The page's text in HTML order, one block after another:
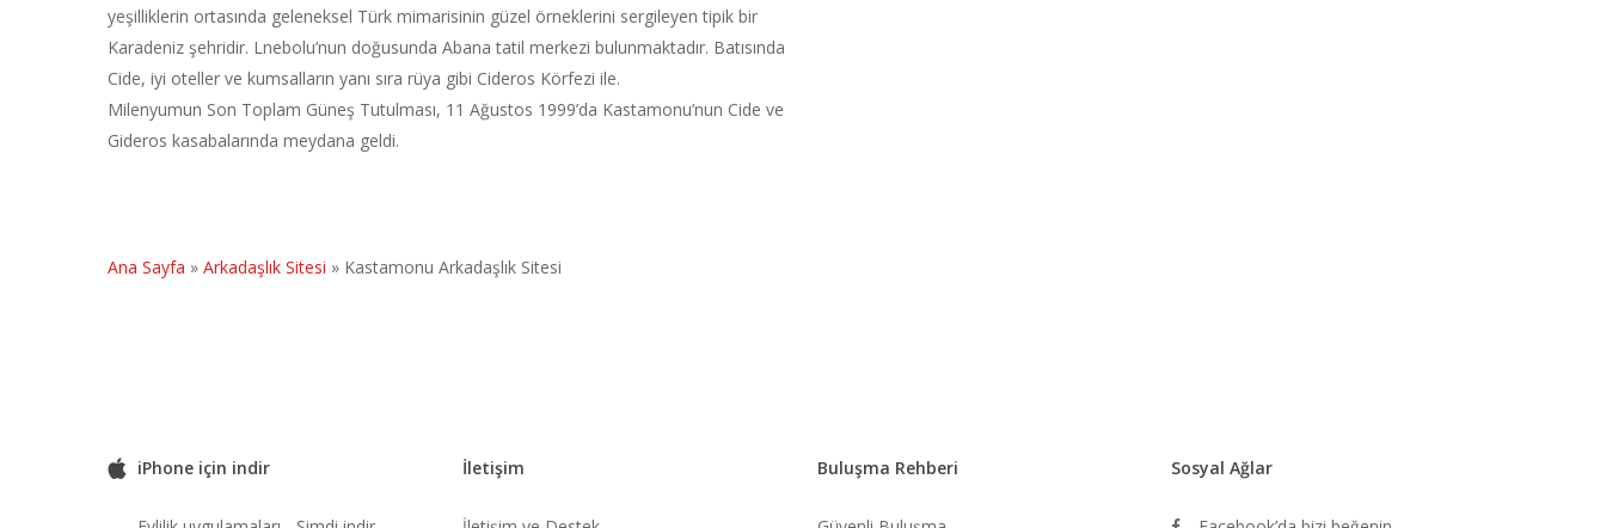
yeşilliklerin ortasında geleneksel Türk mimarisinin güzel örneklerini sergileyen tipik bir
Karadeniz şehridir. Lnebolu’nun doğusunda Abana tatil merkezi bulunmaktadır. Batısında
Cide, iyi oteller ve kumsalların yanı sıra rüya gibi Cideros Körfezi ile.
Milenyumun Son Toplam Güneş Tutulması, 11 Ağustos 1999’da Kastamonu’nun Cide ve
Gideros kasabalarında meydana geldi.
Ana Sayfa » Arkadaşlık Sitesi » Kastamonu Arkadaşlık Sitesi
iPhone için indir İletişim Buluşma Rehberi Sosyal Ağlar